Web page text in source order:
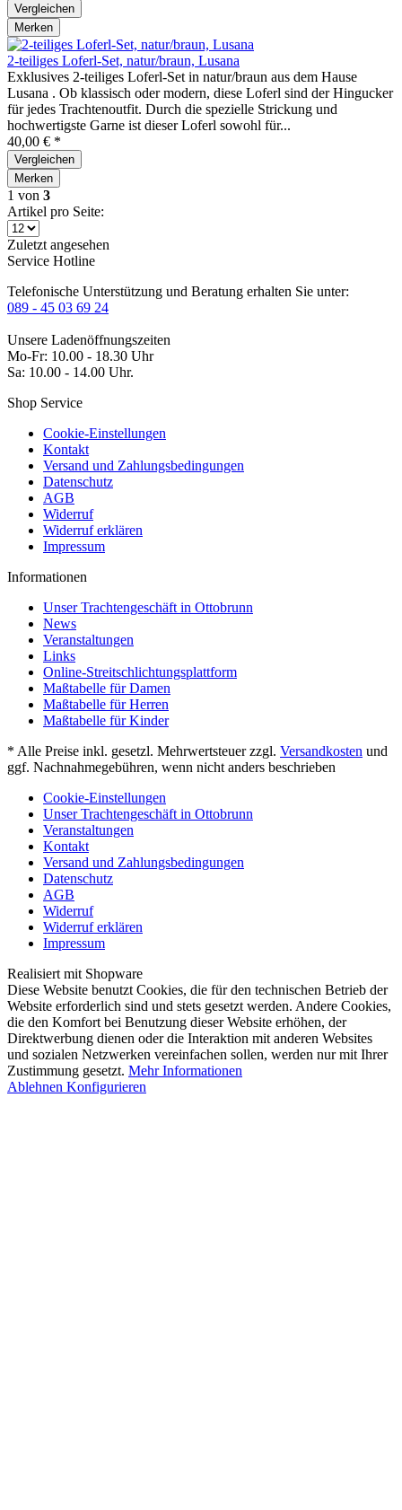
Vergleichen
Merken
2-teiliges Loferl-Set, natur/braun, Lusana
Exklusives 2-teiliges Loferl-Set in natur/braun aus dem Hause
Lusana . Ob klassisch oder modern, diese Loferl sind der Hingucker
für jedes Trachtenoutfit. Durch die spezielle Strickung und
hochwertigste Garne ist dieser Loferl sowohl für...
40,00 € *
Vergleichen
Merken
1 von 3
Artikel pro Seite:
Zuletzt angesehen
Service Hotline
Telefonische Unterstützung und Beratung erhalten Sie unter:
089 - 45 03 69 24
Unsere Ladenöffnungszeiten
Mo-Fr: 10.00 - 18.30 Uhr
Sa: 10.00 - 14.00 Uhr.
Shop Service
Cookie-Einstellungen
Kontakt
Versand und Zahlungsbedingungen
Datenschutz
AGB
Widerruf
Widerruf erklären
Impressum
Informationen
Unser Trachtengeschäft in Ottobrunn
News
Veranstaltungen
Links
Online-Streitschlichtungsplattform
Maßtabelle für Damen
Maßtabelle für Herren
Maßtabelle für Kinder
* Alle Preise inkl. gesetzl. Mehrwertsteuer zzgl. Versandkosten und
ggf. Nachnahmegebühren, wenn nicht anders beschrieben
Cookie-Einstellungen
Unser Trachtengeschäft in Ottobrunn
Veranstaltungen
Kontakt
Versand und Zahlungsbedingungen
Datenschutz
AGB
Widerruf
Widerruf erklären
Impressum
Realisiert mit Shopware
Diese Website benutzt Cookies, die für den technischen Betrieb der
Website erforderlich sind und stets gesetzt werden. Andere Cookies,
die den Komfort bei Benutzung dieser Website erhöhen, der
Direktwerbung dienen oder die Interaktion mit anderen Websites
und sozialen Netzwerken vereinfachen sollen, werden nur mit Ihrer
Zustimmung gesetzt. Mehr Informationen
Ablehnen Konfigurieren